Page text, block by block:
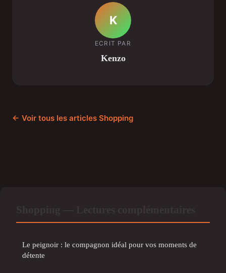
K
ECRIT PAR
Kenzo
← Voir tous les articles Shopping
Le peignoir : le compagnon idéal pour vos moments de
détente